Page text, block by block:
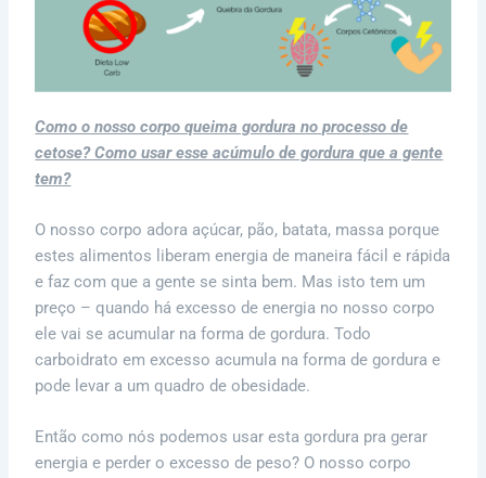
Como o nosso corpo queima gordura no processo de
cetose? Como usar esse acúmulo de gordura que a gente
tem?
O nosso corpo adora açúcar, pão, batata, massa porque
estes alimentos liberam energia de maneira fácil e rápida
e faz com que a gente se sinta bem. Mas isto tem um
preço – quando há excesso de energia no nosso corpo
ele vai se acumular na forma de gordura. Todo
carboidrato em excesso acumula na forma de gordura e
pode levar a um quadro de obesidade.
Então como nós podemos usar esta gordura pra gerar
energia e perder o excesso de peso? O nosso corpo